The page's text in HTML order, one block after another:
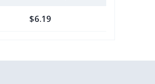
$6.19